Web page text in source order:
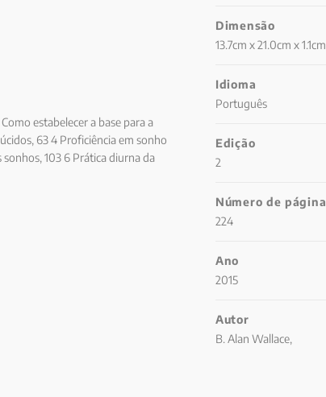
variedade de técnicas que
e este livro fornece todas as
estabelecer a base para a
63 4 Proficiência em sonho
103 6 Prática diurna da
III. Reunindo todos os
individualizada e questões
Dimensão
13.7cm x 21.0cm x 1.1cm
Idioma
Português
Edição
2
Número de
224
Ano
2015
Autor
B. Alan Wallace,